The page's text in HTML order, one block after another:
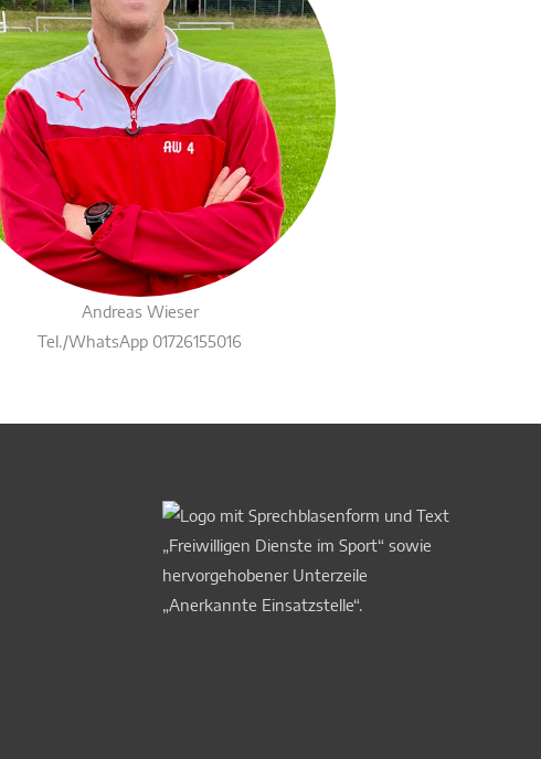
Andreas Wieser
Tel./WhatsApp 01726155016